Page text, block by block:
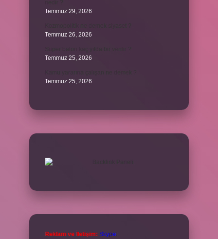
Temmuz 29, 2026
Temmuz 26, 2026
Temmuz 25, 2026
Temmuz 25, 2026
Reklam ve İletişim: Skype: